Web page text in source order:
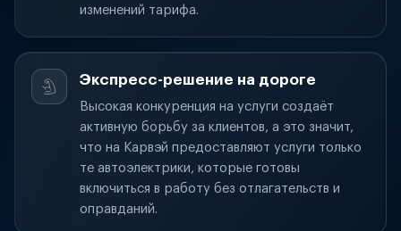
изменений тарифа.
Экспресс-решение на дороге
Высокая конкуренция на услуги создаёт
активную борьбу за клиентов, а это значит,
что на Карвэй предоставляют услуги только
те автоэлектрики, которые готовы
включиться в работу без отлагательств и
оправданий.